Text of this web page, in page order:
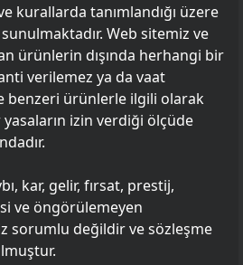
kurallarda tanımlandığı üzere
Web sitemiz ve
ürünlerin dışında herhangi bir
verilemez ya da vaat
benzeri ürünlerle ilgili olarak
izin verdiği ölçüde
kar, gelir, fırsat, prestij,
ve öngörülemeyen
sorumlu değildir ve sözleşme